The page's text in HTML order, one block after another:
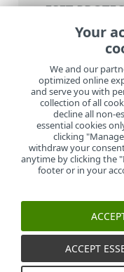
ESET
>
الرئيسية
العميل
Your
We and our
optimized online
and serve you with
collection of all
decline all non-
essential cookies
clicking
withdraw your
anytime by clicking the
footer or in your
ACCEPT